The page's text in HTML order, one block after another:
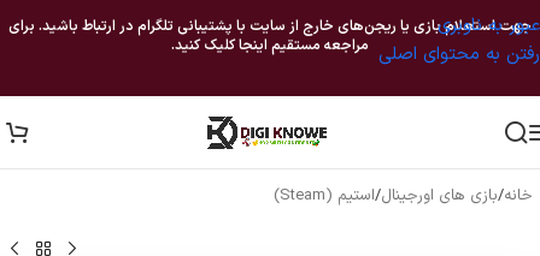
عبور به ناوبری
رفتن به محتوای اصلی
جهت استعلام بازی یا ریجن‌های خارج از سایت با پشتیبانی تلگرام در ارتباط باشید. برای
مراجعه مستقیم اینجا کلیک کنید.
خانه/بازی های اورجینال/استیم (Steam)